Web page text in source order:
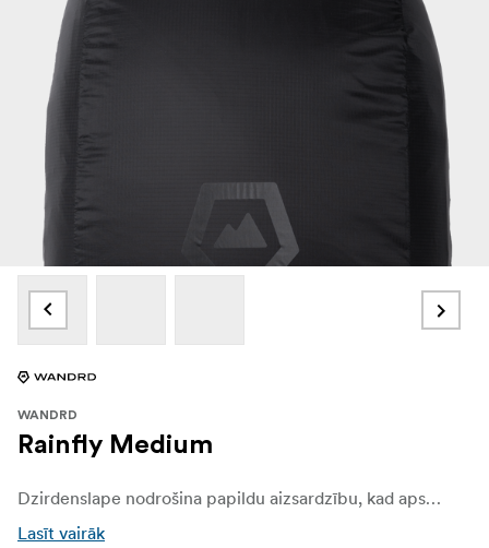
WANDRD
Rainfly Medium
Dzirdenslape nodrošina papildu aizsardzību, kad apstākļi kļūst nelabvēlīgi. Izgatavots no viegla un izturīga 50D ripstop neilona, tas saglabā jūsu aprīkojumu sausu pat spēcīgas vētras laikā. Tajā ir iebūvēta kabata, kas atvieglo uzglabāšanu, un, kad tas netiek izmantots, to var viegli sapakot..
Lasīt vairāk